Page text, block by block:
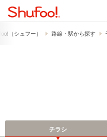
（シュフー） 路線・駅から探す
チラシ